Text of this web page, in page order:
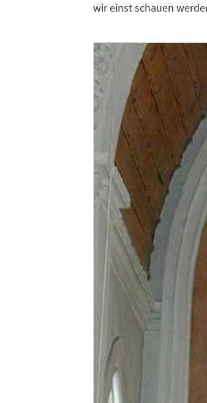
wir einst schauen